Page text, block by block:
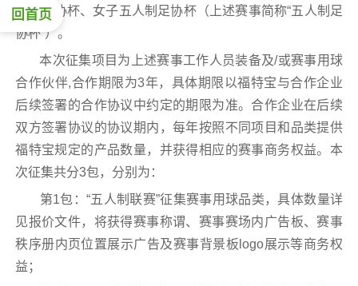
回首页
人制足协杯、女子五人制足协杯（上述赛事简称“五人制足
协杯”）。
本次征集项目为上述赛事工作人员装备及/或赛事用球
合作伙伴,合作期限为3年，具体期限以福特宝与合作企业
后续签署的合作协议中约定的期限为准。合作企业在后续
双方签署协议的协议期内，每年按照不同项目和品类提供
福特宝规定的产品数量，并获得相应的赛事商务权益。本
次征集共分3包，分别为：
第1包：“五人制联赛”征集赛事用球品类，具体数量详
见报价文件，将获得赛事称谓、赛事赛场内广告板、赛事
秩序册内页位置展示广告及赛事背景板logo展示等商务权
益；